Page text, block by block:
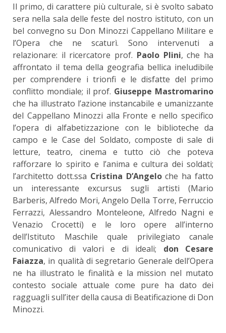
Il primo, di carattere più culturale, si è svolto sabato
sera nella sala delle feste del nostro istituto, con un
bel convegno su Don Minozzi Cappellano Militare e
l’Opera che ne scaturì. Sono intervenuti a
relazionare: il ricercatore prof. Paolo Plini, che ha
affrontato il tema della geografia bellica ineludibile
per comprendere i trionfi e le disfatte del primo
conflitto mondiale; il prof. Giuseppe Mastromarino
che ha illustrato l’azione instancabile e umanizzante
del Cappellano Minozzi alla Fronte e nello specifico
l’opera di alfabetizzazione con le biblioteche da
campo e le Case del Soldato, composte di sale di
letture, teatro, cinema e tutto ciò che poteva
rafforzare lo spirito e l’anima e cultura dei soldati;
l’architetto dott.ssa Cristina D’Angeloche ha fatto
un interessante excursus sugli artisti (Mario
Barberis, Alfredo Mori, Angelo Della Torre, Ferruccio
Ferrazzi, Alessandro Monteleone, Alfredo Nagni e
Venazio Crocetti) e le loro opere all’interno
dell’Istituto Maschile quale privilegiato canale
comunicativo di valori e di ideali; don Cesare
Faiazza, in qualità di segretario Generale dell’Opera
ne ha illustrato le finalità e la mission nel mutato
contesto sociale attuale come pure ha dato dei
ragguagli sull’iter della causa di Beatificazione di Don
Minozzi.